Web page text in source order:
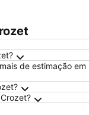
de estimação em